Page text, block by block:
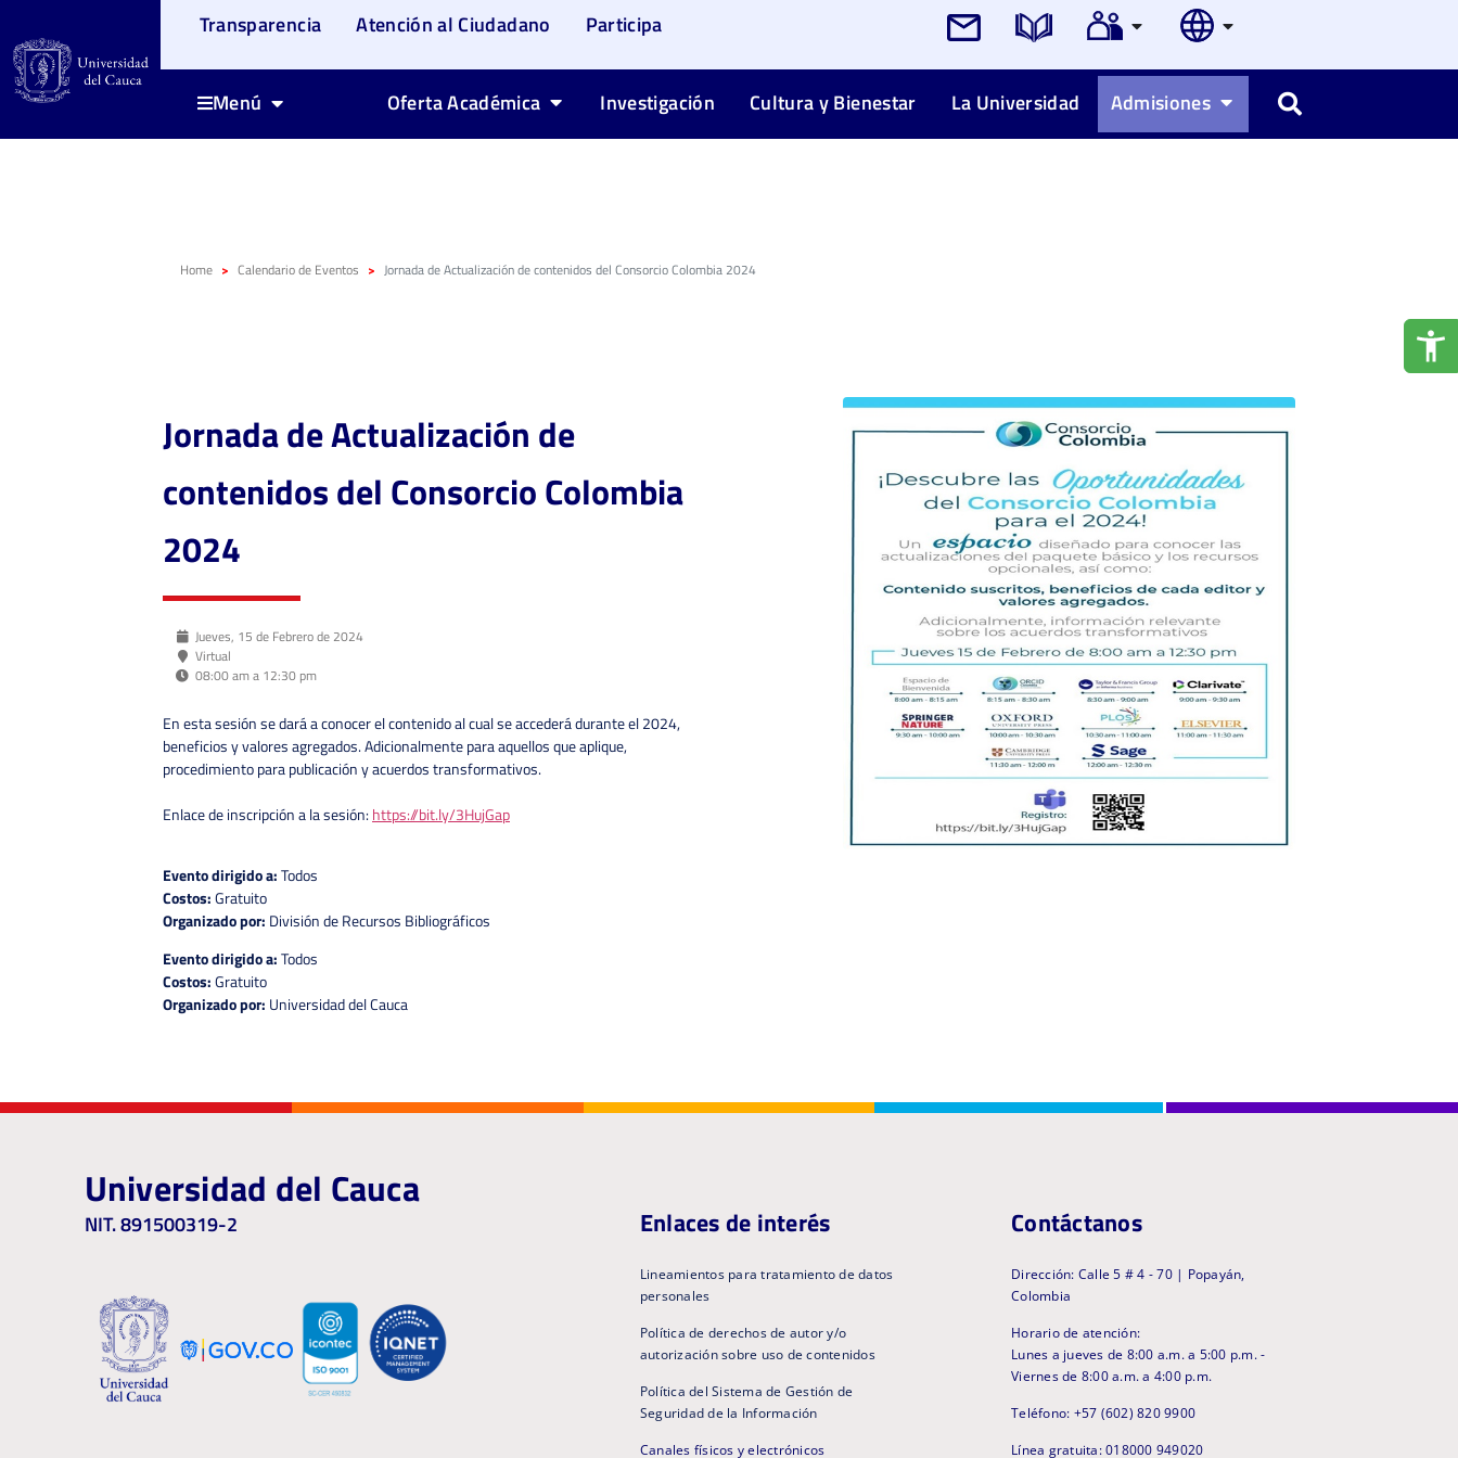
Transparencia Atención al Ciudadano Participa
Menú Oferta Académica Investigación Cultura y Bienestar La Universidad Admisiones Buscar
Home Calendario de Eventos Jornada de Actualización de contenidos del Consorcio Colombia 2024
Jornada de Actualización de
contenidos del Consorcio Colombia
2024
Jueves, 15 de Febrero de 2024
Virtual
08:00 am a 12:30 pm
En esta sesión se dará a conocer el contenido al cual se accederá durante el 2024,
beneficios y valores agregados. Adicionalmente para aquellos que aplique,
procedimiento para publicación y acuerdos transformativos.
Enlace de inscripción a la sesión:https://bit.ly/3HujGap
Evento dirigido a:Todos
Costos:Gratuito
Organizado por: División de Recursos Bibliográficos
Evento dirigido a:Todos
Costos:Gratuito
Organizado por: Universidad del Cauca
Universidad del Cauca
NIT. 891500319-2 Enlaces de interés
Lineamientos para tratamiento de datos
personales
Política de derechos de autor y/o
autorización sobre uso de contenidos
Política del Sistema de Gestión de
Seguridad de la Información
Canales físicos y electrónicos
Contáctanos
Dirección: Calle 5 # 4 - 70 | Popayán,
Colombia
Horario de atención:
Lunes a jueves de 8:00 a.m. a 5:00 p.m. -
Viernes de 8:00 a.m. a 4:00 p.m.
Teléfono: +57 (602) 820 9900
Línea gratuita: 018000 949020